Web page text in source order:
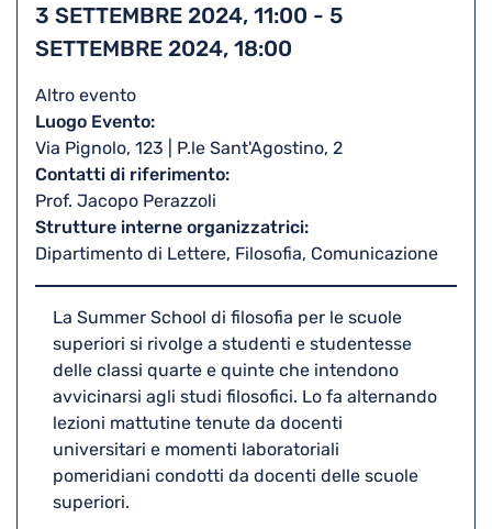
3 SETTEMBRE 2024, 11:00 - 5
SETTEMBRE 2024, 18:00
Altro evento
Luogo Evento
Via Pignolo, 123 | P.le Sant'Agostino, 2
Contatti di riferimento
Prof. Jacopo Perazzoli
Strutture interne organizzatrici
Dipartimento di Lettere, Filosofia, Comunicazione
La Summer School di filosofia per le scuole
superiori si rivolge a studenti e studentesse
delle classi quarte e quinte che intendono
avvicinarsi agli studi filosofici. Lo fa alternando
lezioni mattutine tenute da docenti
universitari e momenti laboratoriali
pomeridiani condotti da docenti delle scuole
superiori.